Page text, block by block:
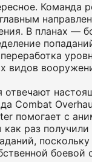
Команда
В планах —
видов
отвечают
Combat
помогает с
раз
боевой